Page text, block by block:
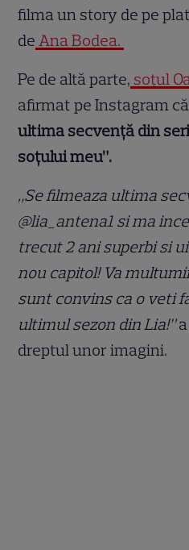
filma un story de pe
de Ana Bodea.
Pe de altă parte, soțul
afirmat pe Instagram că
ultima secvență din
soţului meu”.
„Se filmeaza ultima
@lia_antena1 si ma
trecut 2 ani superbi si
nou capitol! Va
sunt convins ca o veti
ultimul sezon din Lia!”
dreptul unor imagini.